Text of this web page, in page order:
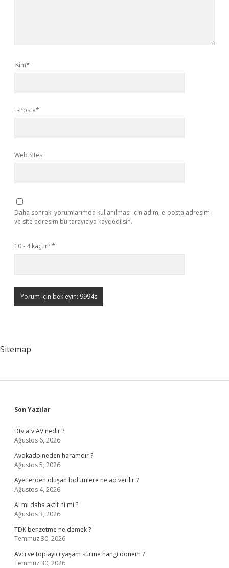
İsim*
E-Posta*
Web Sitesi
Daha sonraki yorumlarımda kullanılması için adım, e-posta adresim
ve site adresim bu tarayıcıya kaydedilsin.
10 - 4 kaçtır?*
Sitemap
Sidebar
Son Yazılar
Dtv atv AV nedir ?
Ağustos 6, 2026
Avokado neden haramdır ?
Ağustos 5, 2026
Ayetlerden oluşan bölümlere ne ad verilir ?
Ağustos 4, 2026
Al mı daha aktif ni mi ?
Ağustos 3, 2026
TDK benzetme ne demek ?
Temmuz 30, 2026
Avcı ve toplayıcı yaşam sürme hangi dönem ?
Temmuz 30, 2026